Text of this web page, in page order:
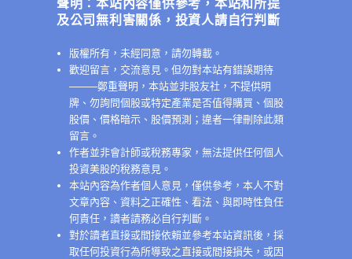
聲明：本站內容僅供參考，本站和所提
及公司無利害關係，投資人請自行判斷
版權所有，未經同意，請勿轉載。
歡迎留言，交流意見。但勿對本站有錯誤期待
────鄭重聲明，本站並非股友社，不提供明
牌、勿詢問個股或特定產業是否值得購買、個股
股價、價格暗示、股價預測；違者一律刪除此類
留言。
作者並非會計師或稅務專家，無法提供任何個人
投資美股的稅務意見。
本站內容為作者個人意見，僅供參考，本人不對
文章內容、資料之正確性、看法、與即時性負任
何責任，讀者請務必自行判斷。
對於讀者直接或間接依賴並參考本站資訊後，採
取任何投資行為所導致之直接或間接損失，或因